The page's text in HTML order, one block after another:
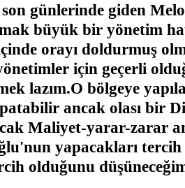
son günlerinde giden
büyük bir yönetim
orayı doldurmuş
için geçerli
lazım.O bölgeye
ancak olası bir
Maliyet-yarar-zarar
yapacakları
olduğunu